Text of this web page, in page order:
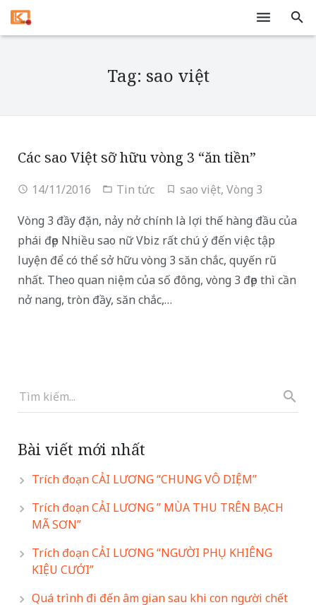
Tin tức
Liên hệ
Tag: sao việt
Các sao Việt sỡ hữu vòng 3 “ăn tiền”
14/11/2016 Tin tức sao việt, Vòng 3
Vòng 3 đầy đặn, nảy nở chính là lợi thế hàng đầu của
phái đẹp Nhiều sao nữ Vbiz rất chú ý đến việc tập
luyện để có thể sở hữu vòng 3 săn chắc, quyến rũ
nhất. Theo quan niệm của số đông, vòng 3 đẹp thì cần
nở nang, tròn đầy, săn chắc,…
Bài viết mới nhất
Trích đoạn CẢI LƯƠNG “CHUNG VÔ DIỆM”
Trích đoạn CẢI LƯƠNG ” MÙA THU TRÊN BẠCH
MÃ SƠN”
Trích đoạn CẢI LƯƠNG “NGƯỜI PHỤ KHIÊNG
KIỆU CƯỚI”
Quá trình đi đến âm gian sau khi con người chết